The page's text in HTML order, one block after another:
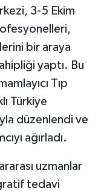
3-5 Ekim
bir araya
yaptı. Bu
Tıp
Türkiye
düzenlendi ve
ağırladı.
uzmanlar
tedavi